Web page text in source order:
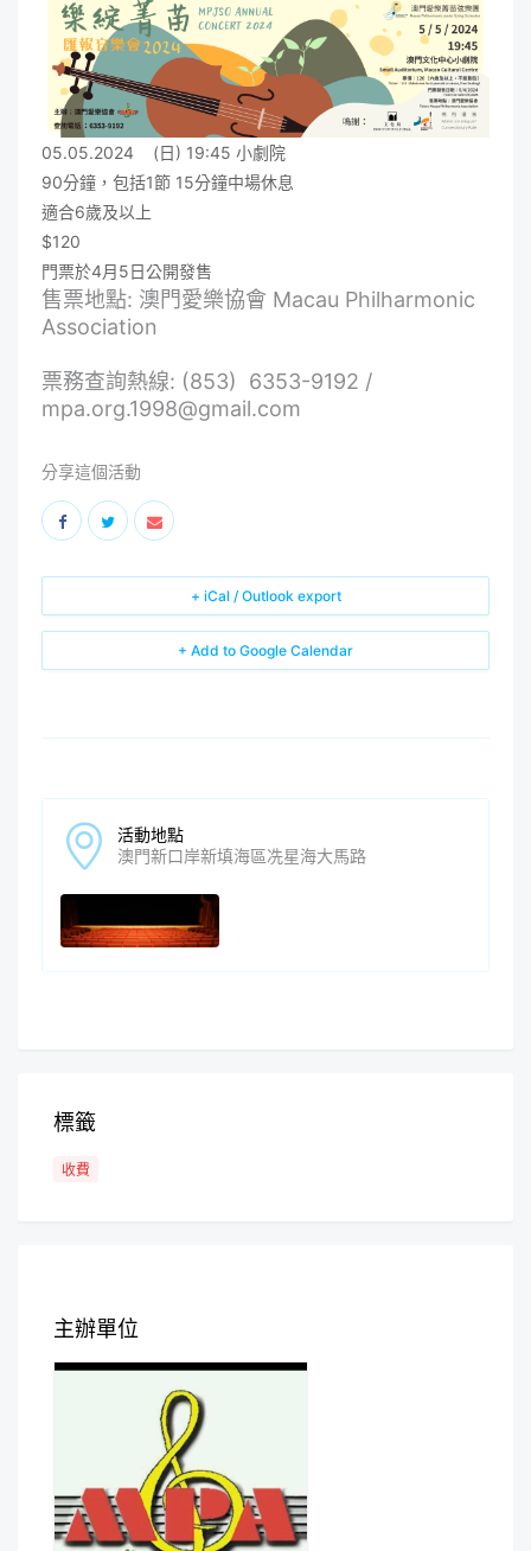
05.05.2024 (日) 19:45 小劇院
90分鐘，包括1節 15分鐘中場休息
適合6歲及以上
$120
門票於4月5日公開發售
售票地點: 澳門愛樂協會 Macau Philharmonic
Association
票務查詢熱線: (853) 6353-9192 /
mpa.org.1998@gmail.com
分享這個活動
+ Add to Google Calendar
+ iCal / Outlook export
活動地點
澳門新口岸新填海區冼星海大馬路
標籤
收費
主辦單位